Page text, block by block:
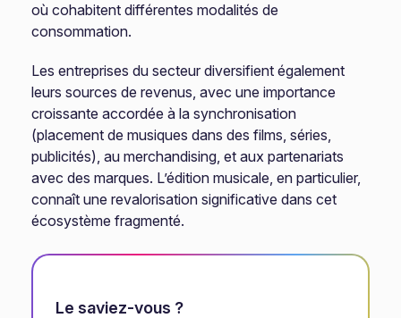
où cohabitent différentes modalités de
consommation.
Les entreprises du secteur diversifient également
leurs sources de revenus, avec une importance
croissante accordée à la synchronisation
(placement de musiques dans des films, séries,
publicités), au merchandising, et aux partenariats
avec des marques. L’édition musicale, en particulier,
connaît une revalorisation significative dans cet
écosystème fragmenté.
Le saviez-vous ?